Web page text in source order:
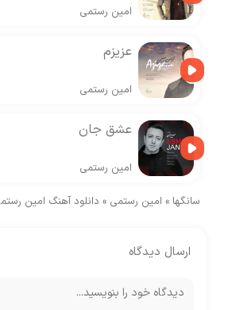
امین رستمی
عزیزم
امین رستمی
عشق جان
امین رستمی
سانگها » امین رستمی » دانلود آهنگ امین
ارسال دیدگاه